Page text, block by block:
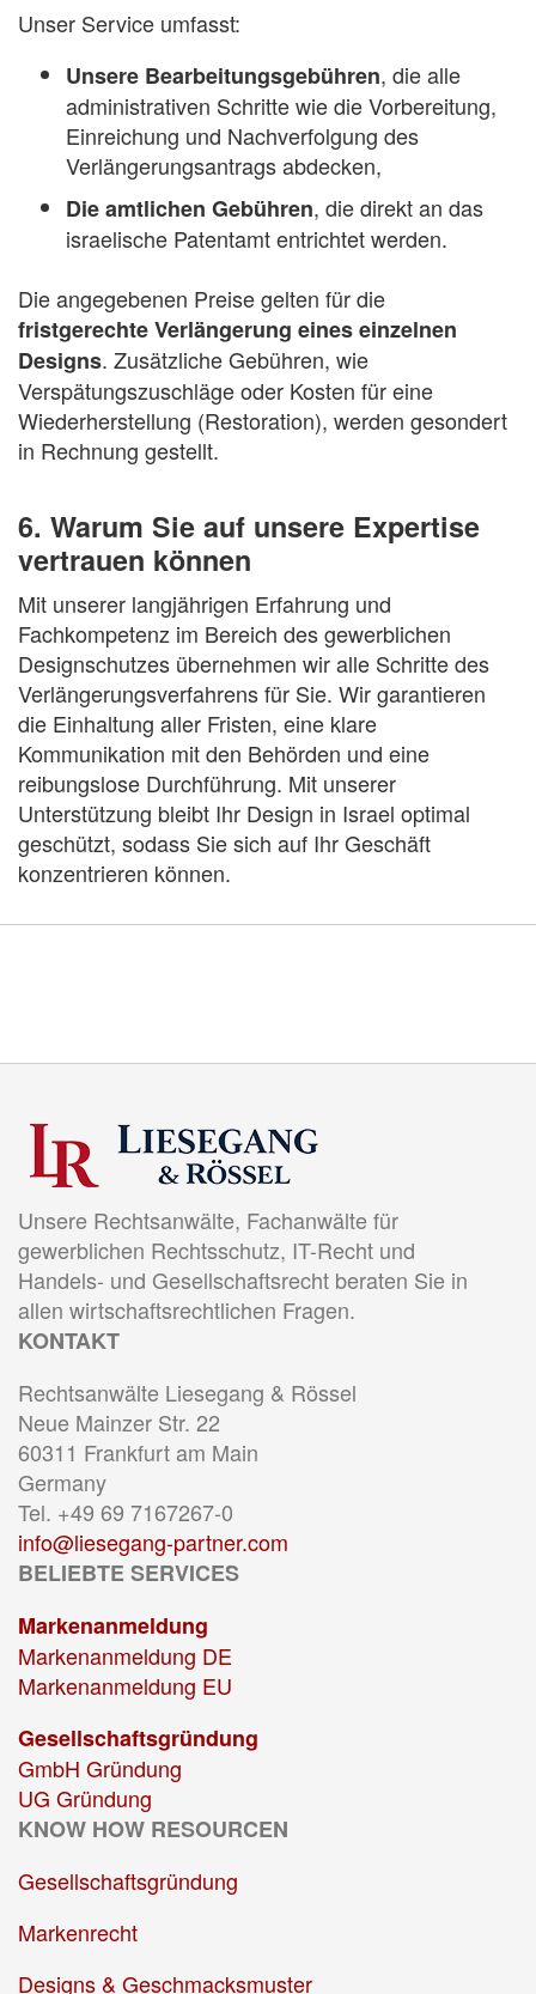
Unser Service umfasst:
Unsere Bearbeitungsgebühren, die alle
administrativen Schritte wie die Vorbereitung,
Einreichung und Nachverfolgung des
Verlängerungsantrags abdecken,
Die amtlichen Gebühren, die direkt an das
israelische Patentamt entrichtet werden.
Die angegebenen Preise gelten für die
fristgerechte Verlängerung eines einzelnen
Designs. Zusätzliche Gebühren, wie
Verspätungszuschläge oder Kosten für eine
Wiederherstellung (Restoration), werden gesondert
in Rechnung gestellt.
6. Warum Sie auf unsere Expertise
vertrauen können
Mit unserer langjährigen Erfahrung und
Fachkompetenz im Bereich des gewerblichen
Designschutzes übernehmen wir alle Schritte des
Verlängerungsverfahrens für Sie. Wir garantieren
die Einhaltung aller Fristen, eine klare
Kommunikation mit den Behörden und eine
reibungslose Durchführung. Mit unserer
Unterstützung bleibt Ihr Design in Israel optimal
geschützt, sodass Sie sich auf Ihr Geschäft
konzentrieren können.
Unsere Rechtsanwälte, Fachanwälte für
gewerblichen Rechtsschutz, IT-Recht und
Handels- und Gesellschaftsrecht beraten Sie in
allen wirtschaftsrechtlichen Fragen.
KONTAKT
Rechtsanwälte Liesegang & Rössel
Neue Mainzer Str. 22
60311 Frankfurt am Main
Germany
Tel. +49 69 7167267-0
info@liesegang-partner.com
BELIEBTE SERVICES
Markenanmeldung
Markenanmeldung DE
Markenanmeldung EU
Gesellschaftsgründung
GmbH Gründung
UG Gründung
KNOW HOW RESOURCEN
Gesellschaftsgründung
Markenrecht
Designs & Geschmacksmuster